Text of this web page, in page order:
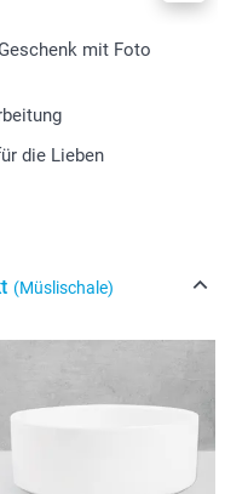
mit Foto
die Lieben
(Müslischale)